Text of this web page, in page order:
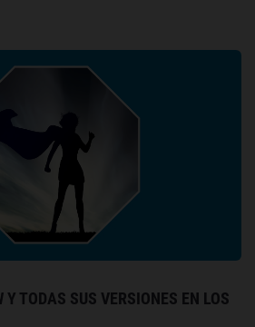
Y TODAS SUS VERSIONES EN LOS